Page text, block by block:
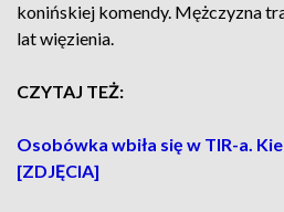
konińskiej komendy. Mężczyzna
lat więzienia.
CZYTAJ TEŻ:
Osobówka wbiła się w TIR-a.
[ZDJĘCIA]